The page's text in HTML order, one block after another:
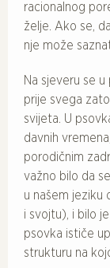
racionalnog
želje. Ako se,
nje može
Na sjeveru se
prije svega
svijeta. U
davnih
porodičnim
važno bilo da
u našem jeziku
i svojtu), i bilo
psovka ističe
strukturu na